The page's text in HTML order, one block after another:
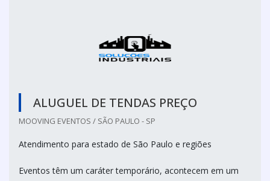
ALUGUEL DE TENDAS PREÇO
MOOVING EVENTOS / SÃO PAULO - SP
Atendimento para estado de São Paulo e regiões
Eventos têm um caráter temporário, acontecem em um